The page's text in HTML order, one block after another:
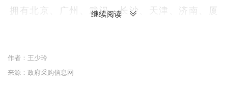
拥有北京、广州、武汉、长沙、天津、济南、厦
零配件商场占地700多平方米，供应多种型号、规
格的电梯专用零配件、部件达1500多种，是彭年
继续阅读
作者： 王少玲
来源：政府采购信息网